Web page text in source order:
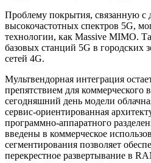
Проблему покрытия, связанную с
высокочастотных спектров 5G,
технологии, как Massive MIMO.
базовых станций 5G в городских
сетей 4G.
Мультвендорная интеграция
препятствием для коммерческого
сегодняшний день модели
сервис-ориентированная
программно-аппаратного
введены в коммерческое
сегментирования позволяет
перекрестное развертывание в